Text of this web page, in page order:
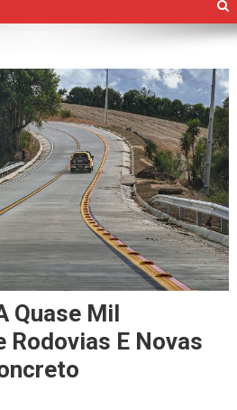
Quase Mil
Rodovias E Novas